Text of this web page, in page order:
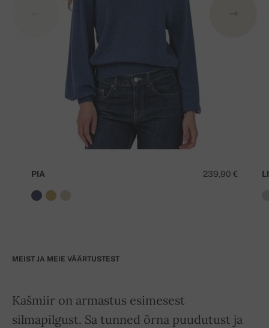
239,90 €
PIA
MEIST JA MEIE VÄÄRTUSTEST
Kašmiir on armastus esimesest
silmapilgust. Sa tunned õrna puudutust ja